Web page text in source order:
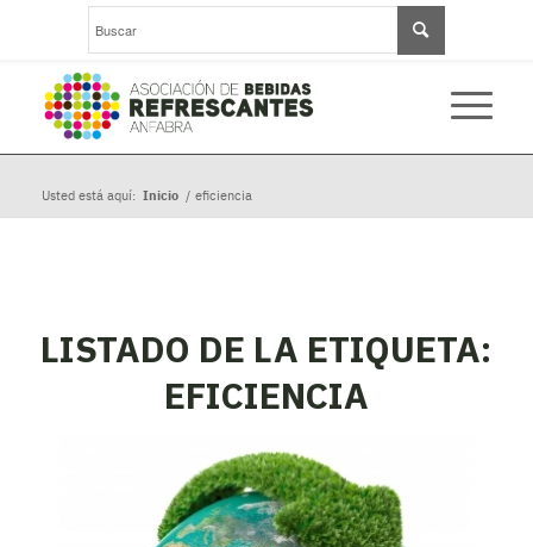
Usted está aquí: Inicio / eficiencia
LISTADO DE LA ETIQUETA:
EFICIENCIA